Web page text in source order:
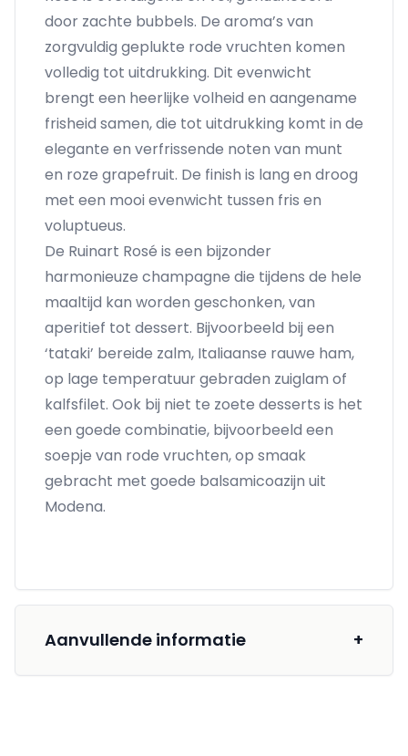
door zachte bubbels. De aroma’s van
zorgvuldig geplukte rode vruchten komen
volledig tot uitdrukking. Dit evenwicht
brengt een heerlijke volheid en aangename
frisheid samen, die tot uitdrukking komt in de
elegante en verfrissende noten van munt
en roze grapefruit. De finish is lang en droog
met een mooi evenwicht tussen fris en
voluptueus.
De Ruinart Rosé is een bijzonder
harmonieuze champagne die tijdens de hele
maaltijd kan worden geschonken, van
aperitief tot dessert. Bijvoorbeeld bij een
‘tataki’ bereide zalm, Italiaanse rauwe ham,
op lage temperatuur gebraden zuiglam of
kalfsfilet. Ook bij niet te zoete desserts is het
een goede combinatie, bijvoorbeeld een
soepje van rode vruchten, op smaak
gebracht met goede balsamicoazijn uit
Modena.
Aanvullende informatie +